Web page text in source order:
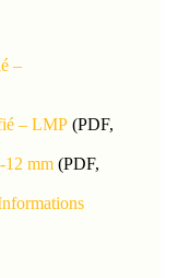
–
– LMP (PDF,
12 mm (PDF,